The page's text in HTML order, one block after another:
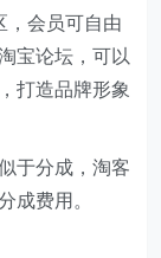
，会员可自由
宝论坛，可以
打造品牌形象
于分成，淘客
成费用。